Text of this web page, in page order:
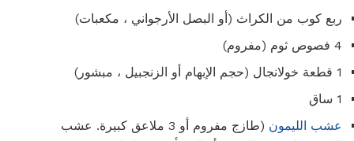
ربع كوب من الكراث (أو البصل الأرجواني ، مكعبات)
4 فصوص ثوم (مفروم)
1 قطعة خولانجال (حجم الإبهام أو الزنجبيل ، مبشور)
1 ساق
عشب الليمون
(طازج مفروم أو 3 ملاعق كبيرة. عشب